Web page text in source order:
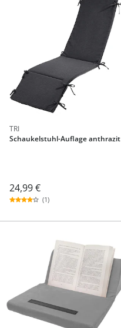
TRI
Schaukelstuhl-Auflage anthrazit
24,99 €
(1)